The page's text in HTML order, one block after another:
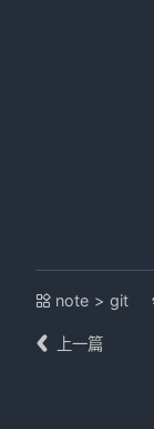
note > git
上一篇